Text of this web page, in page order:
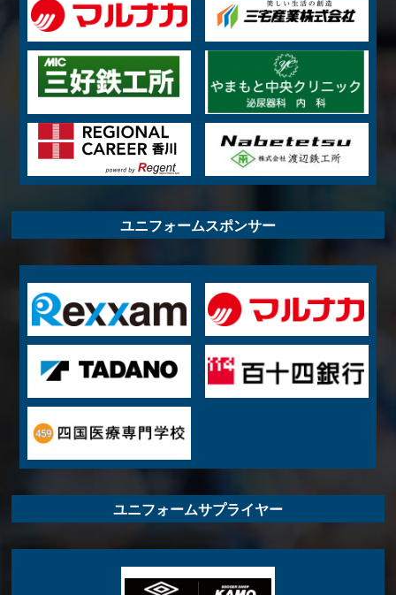
ユニフォームスポンサー
ユニフォームサプライヤー